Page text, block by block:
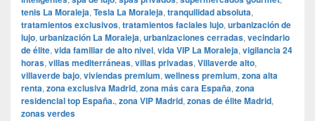
tenis La Moraleja, Tesla La Moraleja, tranquilidad absoluta,
tratamientos exclusivos, tratamientos faciales lujo, urbanización de
lujo, urbanización La Moraleja, urbanizaciones cerradas, vecindario
de élite, vida familiar de alto nivel, vida VIP La Moraleja, vigilancia 24
horas, villas mediterráneas, villas privadas, Villaverde alto,
villaverde bajo, viviendas premium, wellness premium, zona alta
renta, zona exclusiva Madrid, zona más cara España, zona
residencial top España., zona VIP Madrid, zonas de élite Madrid,
zonas verdes